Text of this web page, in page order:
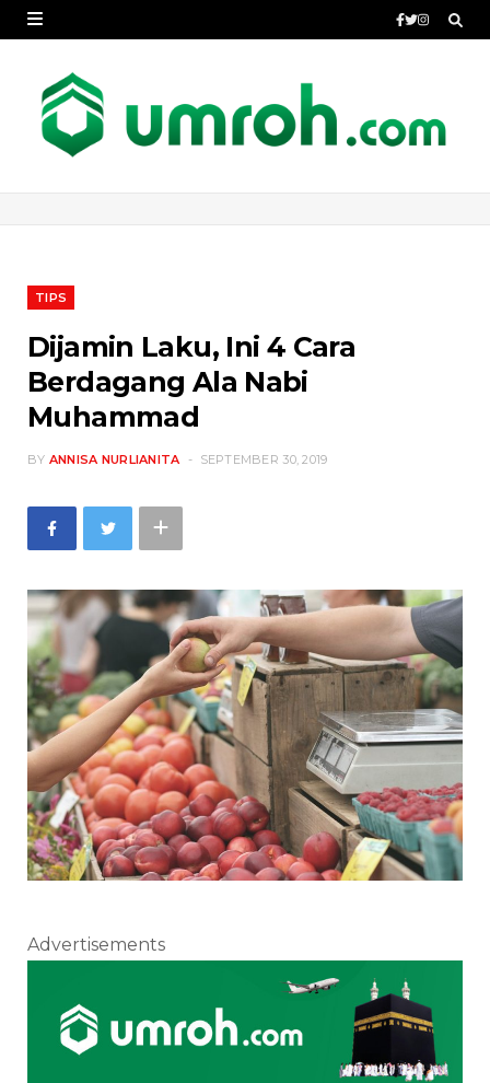
TIPS
Dijamin Laku, Ini 4 Cara
Berdagang Ala Nabi
Muhammad
BY ANNISA NURLIANITA SEPTEMBER 30, 2019
Advertisements